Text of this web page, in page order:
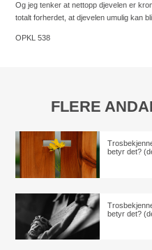
Og jeg tenker at nettopp djevelen er
totalt forherdet, at djevelen umulig kan
OPKL 538
FLERE
betyr det?
betyr det?